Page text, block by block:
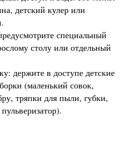
детский кулер или
специальный
столу или отдельный
держите в доступе детские
(маленький совок,
тряпки для пыли, губки,